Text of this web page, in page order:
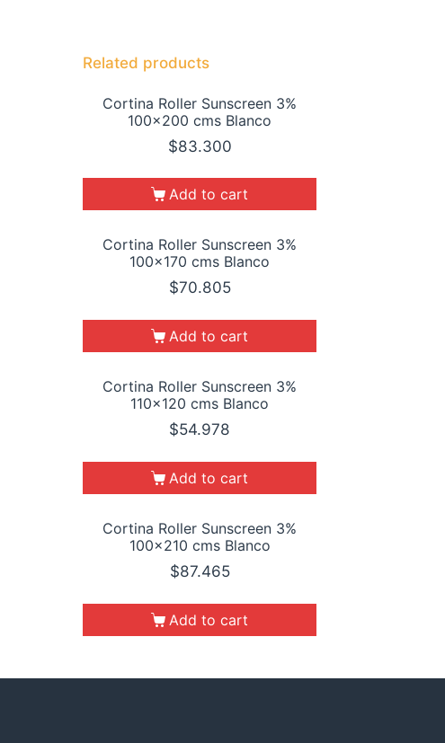
Related products
Cortina Roller Sunscreen 3%
100×200 cms Blanco
$83.300
Add to cart
Cortina Roller Sunscreen 3%
100×170 cms Blanco
$70.805
Add to cart
Cortina Roller Sunscreen 3%
110×120 cms Blanco
$54.978
Add to cart
Cortina Roller Sunscreen 3%
100×210 cms Blanco
$87.465
Add to cart